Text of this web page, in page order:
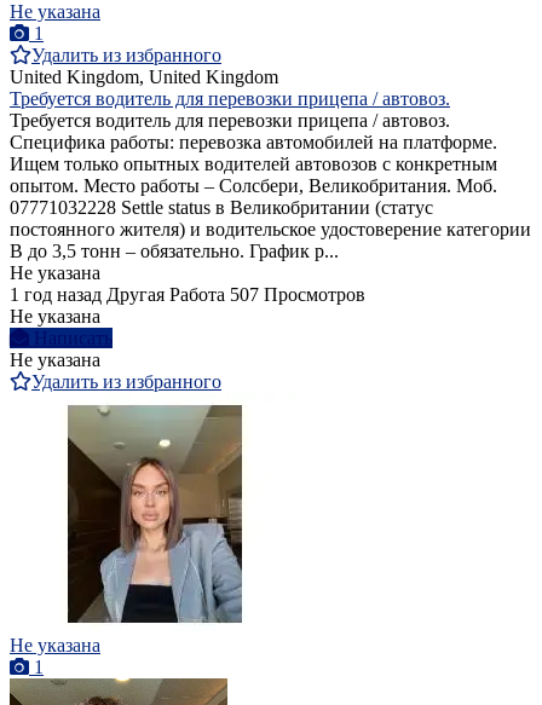
Не указана
1
Удалить из избранного
United Kingdom, United Kingdom
Требуется водитель для перевозки прицепа / автовоз.
Требуется водитель для перевозки прицепа / автовоз.
Cпецифика работы: перевозка автомобилей на платформе.
Ищем только опытных водителей автовозов с конкретным
опытом. Место работы – Солсбери, Великобритания. Моб.
07771032228 Settle status в Великобритании (статус
постоянного жителя) и водительское удостоверение категории
B до 3,5 тонн – обязательно. График р...
Не указана
1 год назад Другая Работа 507 Просмотров
Не указана
Написать
Не указана
Удалить из избранного
Не указана
1